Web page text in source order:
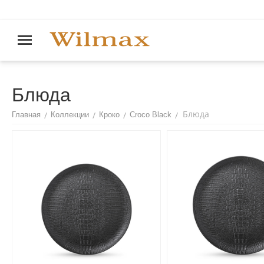
Блюда
Главная / Коллекции / Кроко / Croco Black / Блюда